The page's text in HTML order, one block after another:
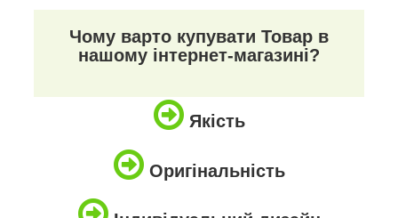
Чому варто купувати Товар в
нашому інтернет-магазині?
Якість
Оригінальність